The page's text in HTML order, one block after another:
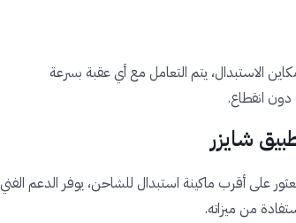
الاستبدال، يتم التعامل مع أي عقبة بسرعة
انقطاع.
على أقرب ماكينة استبدال للشاحن، يوفر الدعم الفني
من ميزاته.